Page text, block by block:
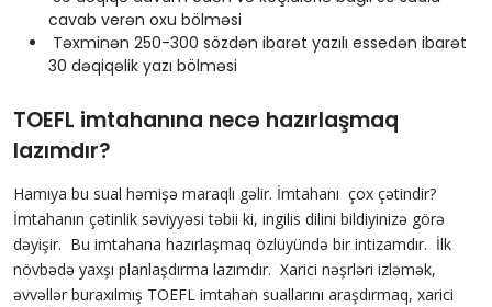
cavab verən oxu bölməsi
Təxminən 250-300 sözdən ibarət yazılı essedən ibarət
30 dəqiqəlik yazı bölməsi
TOEFL imtahanına necə hazırlaşmaq
lazımdır?
Hamıya bu sual həmişə maraqlı gəlir. İmtahanı çox çətindir?
İmtahanın çətinlik səviyyəsi təbii ki, ingilis dilini bildiyinizə görə
dəyişir. Bu imtahana hazırlaşmaq özlüyündə bir intizamdır. İlk
növbədə yaxşı planlaşdırma lazımdır. Xarici nəşrləri izləmək,
əvvəllər buraxılmış TOEFL imtahan suallarını araşdırmaq, xarici